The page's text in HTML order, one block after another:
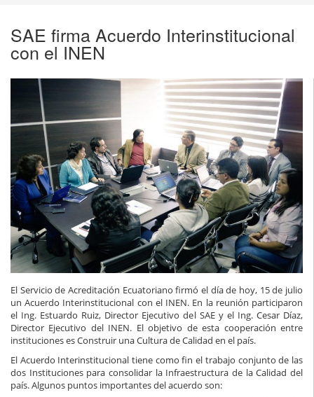
SAE firma Acuerdo Interinstitucional
con el INEN
El Servicio de Acreditación Ecuatoriano firmó el día de hoy, 15 de julio
un Acuerdo Interinstitucional con el INEN. En la reunión participaron
el Ing. Estuardo Ruiz, Director Ejecutivo del SAE y el Ing. Cesar Díaz,
Director Ejecutivo del INEN. El objetivo de esta cooperación entre
instituciones es Construir una Cultura de Calidad en el país.
El Acuerdo Interinstitucional tiene como fin el trabajo conjunto de las
dos Instituciones para consolidar la Infraestructura de la Calidad del
país. Algunos puntos importantes del acuerdo son: